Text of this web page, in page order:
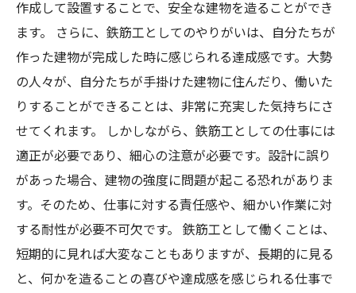
作成して設置することで、安全な建物を造ることができ
ます。 さらに、鉄筋工としてのやりがいは、自分たちが
作った建物が完成した時に感じられる達成感です。大勢
の人々が、自分たちが手掛けた建物に住んだり、働いた
りすることができることは、非常に充実した気持ちにさ
せてくれます。 しかしながら、鉄筋工としての仕事には
適正が必要であり、細心の注意が必要です。設計に誤り
があった場合、建物の強度に問題が起こる恐れがありま
す。そのため、仕事に対する責任感や、細かい作業に対
する耐性が必要不可欠です。 鉄筋工として働くことは、
短期的に見れば大変なこともありますが、長期的に見る
と、何かを造ることの喜びや達成感を感じられる仕事で